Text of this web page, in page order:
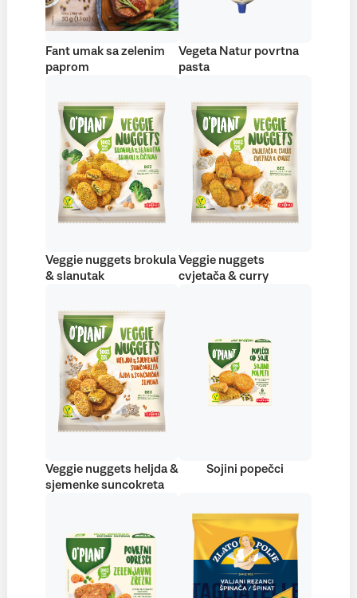
Fant umak sa zelenim
paprom
Vegeta Natur povrtna
pasta
Veggie nuggets brokula
& slanutak
Veggie nuggets
cvjetača & curry
Veggie nuggets heljda &
sjemenke suncokreta
Sojini popečci